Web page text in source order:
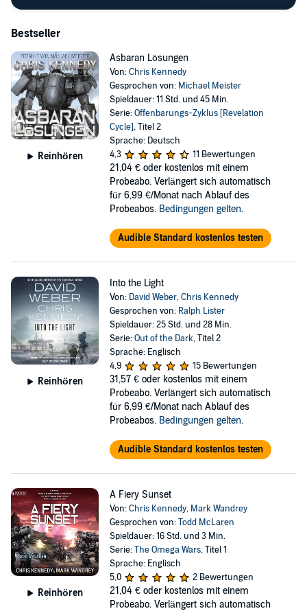
Bestseller
Reinhören
Asbaran Lösungen
Von:Chris Kennedy
Gesprochen von: Michael Meister
Spieldauer: 11 Std. und 45 Min.
Serie:Offenbarungs-Zyklus [Revelation
Cycle], Titel 2
Sprache: Deutsch
4,3
11 Bewertungen
21,04 € oder kostenlos mit einem
Probeabo. Verlängert sich automatisch
für 6,99 €/Monat nach Ablauf des
Probeabos. Bedingungen gelten.
Audible Standard kostenlos testen
Reinhören
Into the Light
Von: David Weber,Chris Kennedy
Gesprochen von: Ralph Lister
Spieldauer: 25 Std. und 28 Min.
Serie:Out of the Dark, Titel 2
Sprache: Englisch
4,9
15 Bewertungen
31,57 € oder kostenlos mit einem
Probeabo. Verlängert sich automatisch
für 6,99 €/Monat nach Ablauf des
Probeabos. Bedingungen gelten.
Audible Standard kostenlos testen
Reinhören
A Fiery Sunset
Von:Chris Kennedy, Mark Wandrey
Gesprochen von:Todd McLaren
Spieldauer: 16 Std. und 3 Min.
Serie:The Omega Wars, Titel 1
Sprache: Englisch
5,0
2 Bewertungen
21,04 € oder kostenlos mit einem
Probeabo. Verlängert sich automatisch